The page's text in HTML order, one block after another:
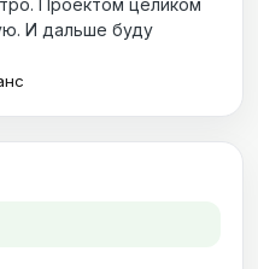
И дальше буду